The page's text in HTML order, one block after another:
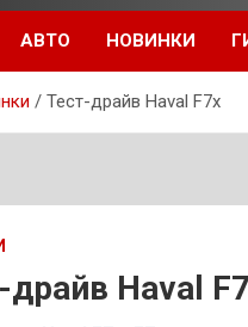
АВТО НОВИНКИ
Тест-драйв Haval F7x
драйв Haval